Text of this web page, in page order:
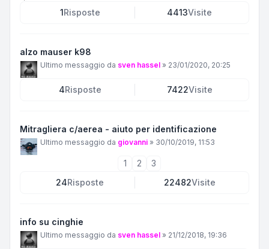
1Risposte 4413Visite
alzo mauser k98
Ultimo messaggio da sven hassel » 23/01/2020, 20:25
4Risposte 7422Visite
Mitragliera c/aerea - aiuto per identificazione
Ultimo messaggio da giovanni » 30/10/2019, 11:53
1 2
3
24Risposte 22482Visite
info su cinghie
Ultimo messaggio da sven hassel » 21/12/2018, 19:36